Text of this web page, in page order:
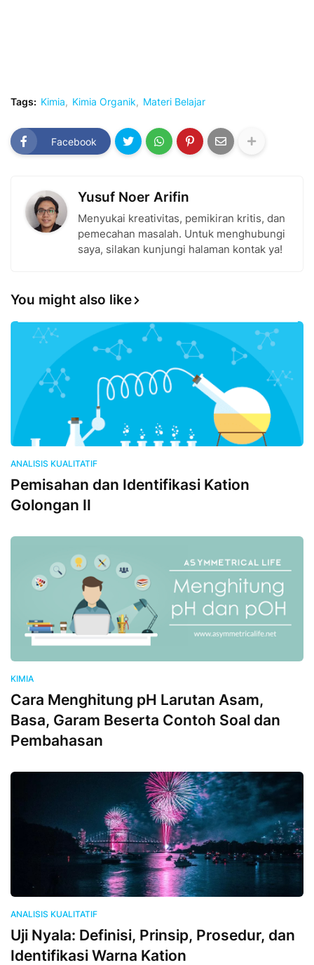
Tags: Kimia Kimia Organik Materi Belajar
Facebook
Yusuf Noer Arifin
Menyukai kreativitas, pemikiran kritis, dan
pemecahan masalah. Untuk menghubungi
saya, silakan kunjungi halaman kontak ya!
You might also like
ANALISIS KUALITATIF
Pemisahan dan Identifikasi Kation
Golongan II
KIMIA
Cara Menghitung pH Larutan Asam,
Basa, Garam Beserta Contoh Soal dan
Pembahasan
ANALISIS KUALITATIF
Uji Nyala: Definisi, Prinsip, Prosedur, dan
Identifikasi Warna Kation